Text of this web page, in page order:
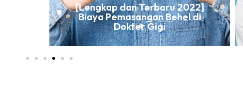
[Lengkap dan Terbaru 2022]
Biaya Pemasangan Behel di
Dokter Gigi